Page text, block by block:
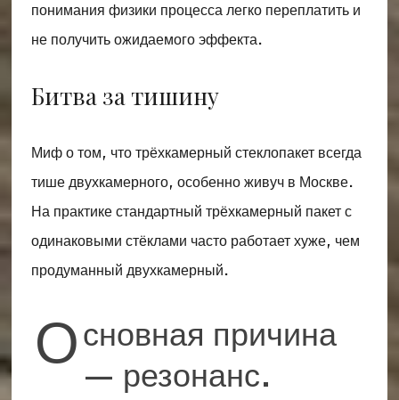
понимания физики процесса легко переплатить и
не получить ожидаемого эффекта.
Битва за тишину
Миф о том, что трёхкамерный стеклопакет всегда
тише двухкамерного, особенно живуч в Москве.
На практике стандартный трёхкамерный пакет с
одинаковыми стёклами часто работает хуже, чем
продуманный двухкамерный.
Основная причина
— резонанс.